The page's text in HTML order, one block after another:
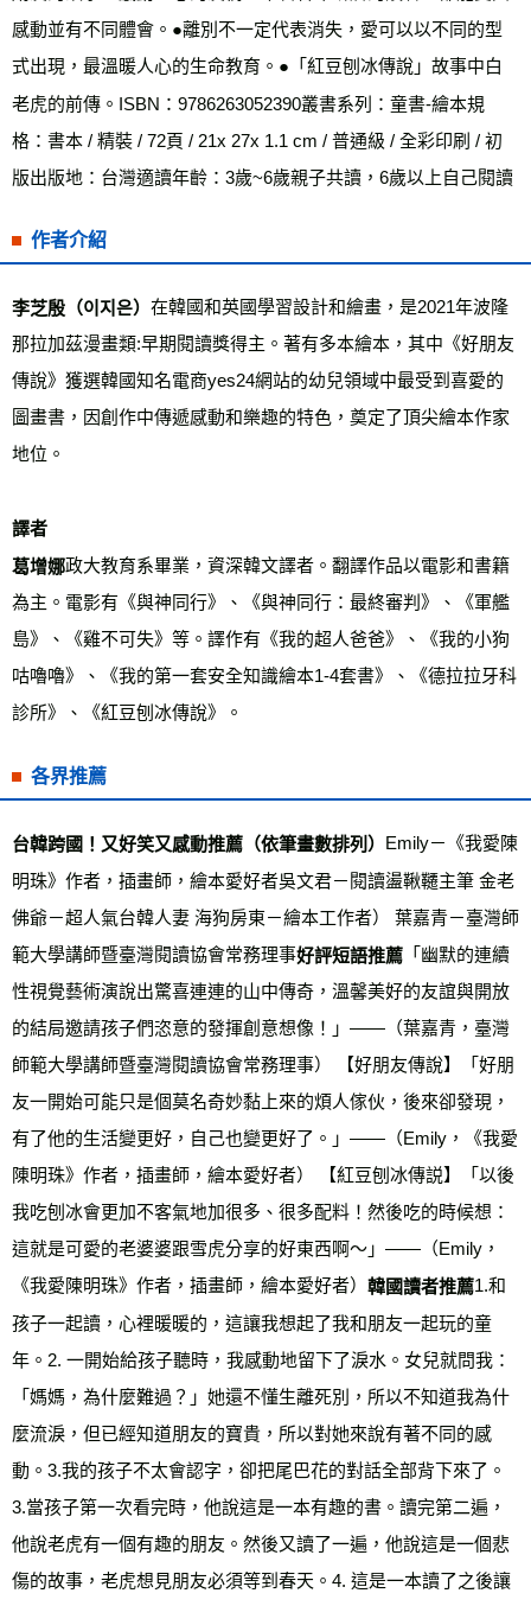
感動並有不同體會。●離別不一定代表消失，愛可以以不同的型
式出現，最溫暖人心的生命教育。●「紅豆刨冰傳說」故事中白
老虎的前傳。ISBN：9786263052390叢書系列：童書-繪本規
格：書本 / 精裝 / 72頁 / 21x 27x 1.1 cm / 普通級 / 全彩印刷 / 初
版出版地：台灣適讀年齡：3歲~6歲親子共讀，6歲以上自己閱讀
作者介紹
李芝殷（이지은） 在韓國和英國學習設計和繪畫，是2021年波隆
那拉加茲漫畫類:早期閱讀獎得主。著有多本繪本，其中《好朋友
傳說》獲選韓國知名電商yes24網站的幼兒領域中最受到喜愛的
圖畫書，因創作中傳遞感動和樂趣的特色，奠定了頂尖繪本作家
地位。
譯者
葛增娜政大教育系畢業，資深韓文譯者。翻譯作品以電影和書籍
為主。電影有《與神同行》、《與神同行：最終審判》、《軍艦
島》、《雞不可失》等。譯作有《我的超人爸爸》、《我的小狗
咕嚕嚕》、《我的第一套安全知識繪本1-4套書》、《德拉拉牙科
診所》、《紅豆刨冰傳說》。
各界推薦
台韓跨國！又好笑又感動推薦（依筆畫數排列） Emily－《我愛陳
明珠》作者，插畫師，繪本愛好者吳文君－閱讀盪鞦韆主筆 金老
佛爺－超人氣台韓人妻 海狗房東－繪本工作者） 葉嘉青－臺灣師
範大學講師暨臺灣閱讀協會常務理事好評短語推薦 「幽默的連續
性視覺藝術演說出驚喜連連的山中傳奇，溫馨美好的友誼與開放
的結局邀請孩子們恣意的發揮創意想像！」——（葉嘉青，臺灣
師範大學講師暨臺灣閱讀協會常務理事） 【好朋友傳說】「好朋
友一開始可能只是個莫名奇妙黏上來的煩人傢伙，後來卻發現，
有了他的生活變更好，自己也變更好了。」——（Emily，《我愛
陳明珠》作者，插畫師，繪本愛好者） 【紅豆刨冰傳説】「以後
我吃刨冰會更加不客氣地加很多、很多配料！然後吃的時候想：
這就是可愛的老婆婆跟雪虎分享的好東西啊～」——（Emily，
《我愛陳明珠》作者，插畫師，繪本愛好者） 韓國讀者推薦1.和
孩子一起讀，心裡暖暖的，這讓我想起了我和朋友一起玩的童
年。2. 一開始給孩子聽時，我感動地留下了淚水。女兒就問我：
「媽媽，為什麼難過？」她還不懂生離死別，所以不知道我為什
麼流淚，但已經知道朋友的寶貴，所以對她來說有著不同的感
動。3.我的孩子不太會認字，卻把尾巴花的對話全部背下來了。
3.當孩子第一次看完時，他說這是一本有趣的書。讀完第二遍，
他說老虎有一個有趣的朋友。然後又讀了一遍，他說這是一個悲
傷的故事，老虎想見朋友必須等到春天。4. 這是一本讀了之後讓